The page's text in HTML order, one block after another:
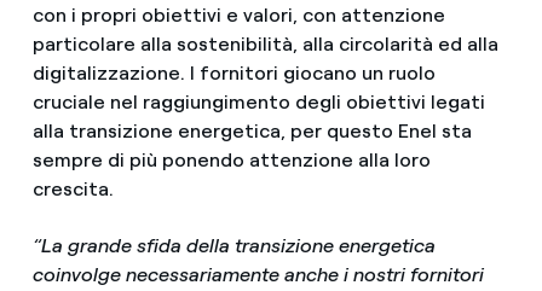
con i propri obiettivi e valori, con attenzione
particolare alla sostenibilità, alla circolarità ed alla
digitalizzazione. I fornitori giocano un ruolo
cruciale nel raggiungimento degli obiettivi legati
alla transizione energetica, per questo Enel sta
sempre di più ponendo attenzione alla loro
crescita.
“La grande sfida della transizione energetica
coinvolge necessariamente anche i nostri fornitori